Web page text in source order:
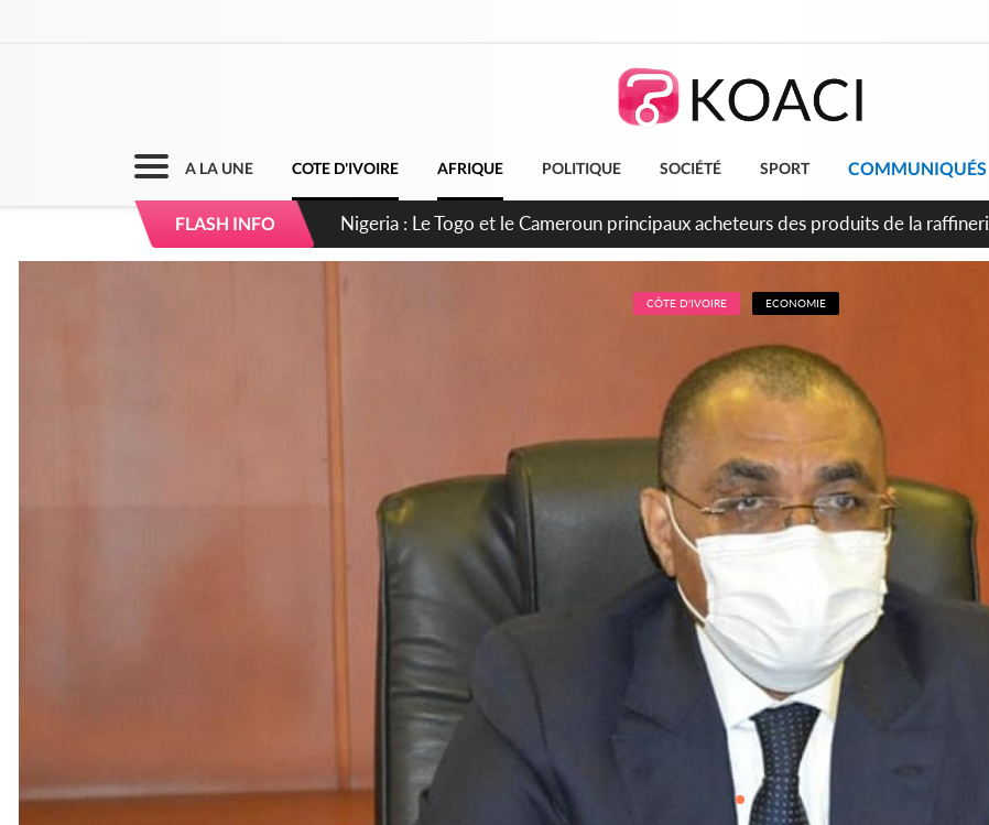
A LA UNE COTE D'IVOIRE AFRIQUE POLITIQUE SOCIÉTÉ SPORT COMMUNIQUÉS
FLASH INFO Côte d'Ivoire : Seconde période légale des ventes soldes du 10 au 31 août 2026
CÔTE D'IVOIRE ECONOMIE